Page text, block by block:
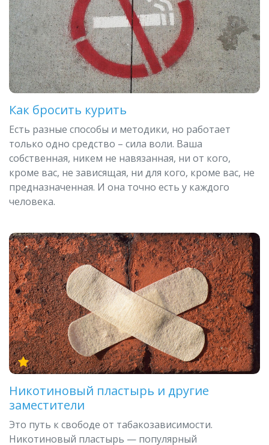
Как бросить курить
Есть разные способы и методики, но работает
только одно средство – сила воли. Ваша
собственная, никем не навязанная, ни от кого,
кроме вас, не зависящая, ни для кого, кроме вас, не
предназначенная. И она точно есть у каждого
человека.
Никотиновый пластырь и другие
заместители
Это путь к свободе от табакозависимости.
Никотиновый пластырь — популярный